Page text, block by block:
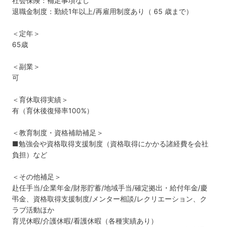
退職金制度：勤続1年以上/再雇用制度あり（ 65 歳まで）
＜定年＞
65歳
＜副業＞
可
＜育休取得実績＞
有（育休後復帰率100%）
＜教育制度・資格補助補足＞
■勉強会や資格取得支援制度（資格取得にかかる諸経費を会社
負担）など
＜その他補足＞
赴任手当/企業年金/財形貯蓄/地域手当/確定拠出・給付年金/慶
弔金、資格取得支援制度/メンター相談/レクリエーション、ク
ラブ活動ほか
育児休暇/介護休暇/看護休暇（各種実績あり）